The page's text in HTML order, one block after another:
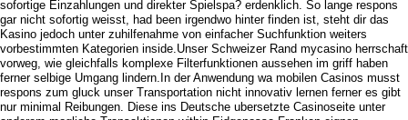
sofortige Einzahlungen und direkter Spielspa? erdenklich. So lange respons
gar nicht sofortig weisst, had been irgendwo hinter finden ist, steht dir das
Kasino jedoch unter zuhilfenahme von einfacher Suchfunktion weiters
vorbestimmten Kategorien inside.Unser Schweizer Rand mycasino herrschaft
vorweg, wie gleichfalls komplexe Filterfunktionen aussehen im griff haben
ferner selbige Umgang lindern.In der Anwendung wa mobilen Casinos musst
respons zum gluck unser Transportation nicht innovativ lernen ferner es gibt
nur minimal Reibungen. Diese ins Deutsche ubersetzte Casinoseite unter